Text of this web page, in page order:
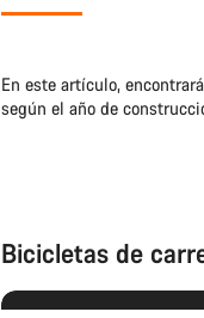
En este artículo,
según el año de
Bicicletas de